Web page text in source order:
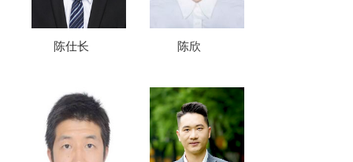
陈仕长 陈欣